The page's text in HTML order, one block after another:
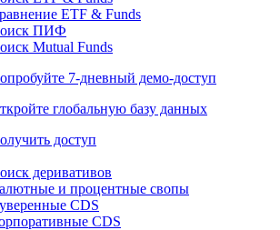
ETF & Funds
ПИФ
Mutual Funds
7-дневный демо-доступ
глобальную базу данных
доступ
деривативов
и процентные свопы
CDS
CDS